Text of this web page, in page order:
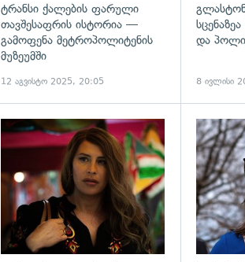
ტრანსი ქალების ფარული
თავშესაფრის ისტორია —
გამოფენა მეტროპოლიტენის
მუზეუმში
12 აგვისტო 2025, 20:05
და
8 ივლისი
გადახედვა